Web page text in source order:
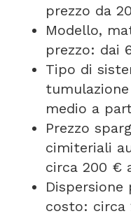
prezzo da
Modello,
prezzo: dai
Tipo di
medio a
Prezzo
cimiteriali
circa 200 €
costo: circa